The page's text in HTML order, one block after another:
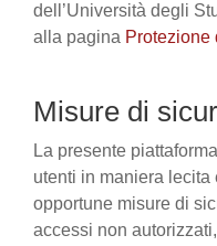
dell’Università degli
alla pagina Protezione
Misure di
La presente
utenti in maniera lecita
opportune misure di
accessi non